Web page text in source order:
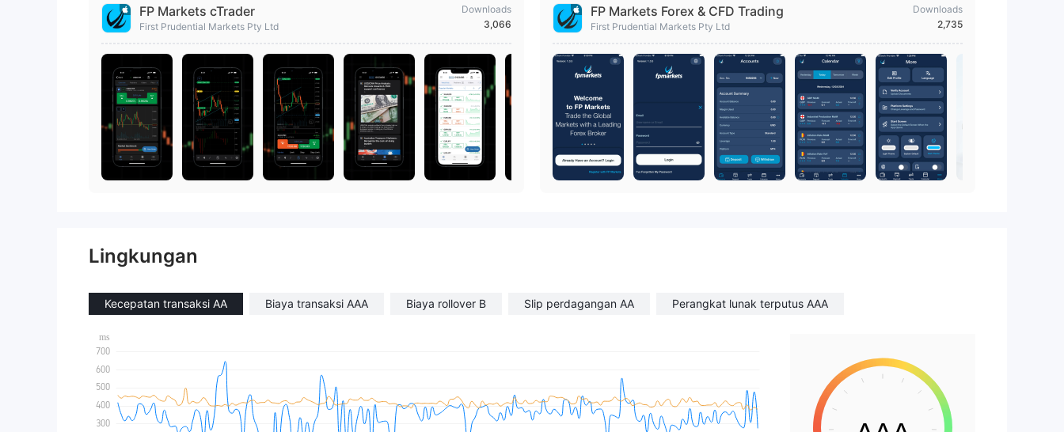
FP Markets cTrader
First Prudential Markets Pty Ltd
Downloads
3,066
FP Markets Forex & CFD Trading
First Prudential Markets Pty Ltd
Downloads
2,735
Lingkungan
Kecepatan transaksi AA Biaya transaksi AAA Biaya rollover B Slip perdagangan AA Perangkat lunak terputus AAA